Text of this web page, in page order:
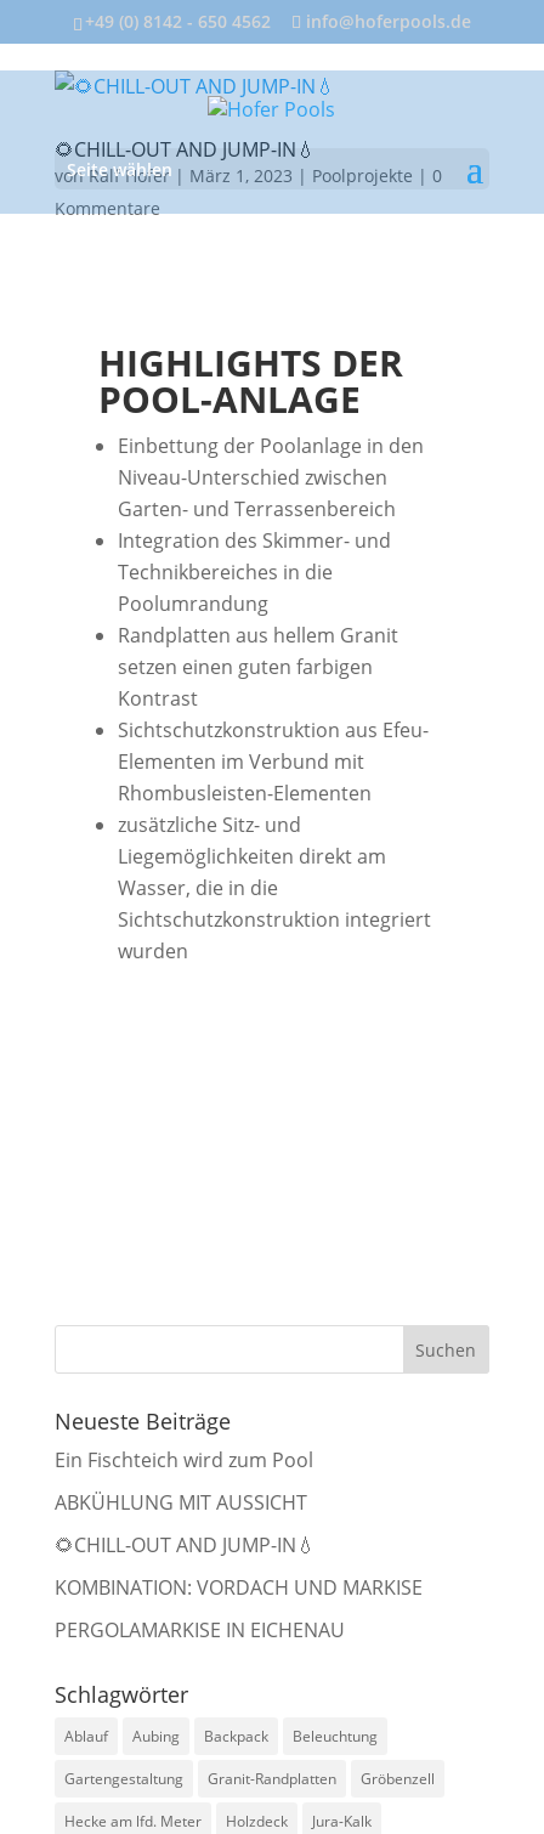
+49 (0) 8142 - 650 4562 info@hoferpools.de
Seite wählen
🌻CHILL-OUT AND JUMP-IN💧
vonRalf Hofer| März 1, 2023 | Poolprojekte | 0
Kommentare
HIGHLIGHTS DER
POOL-ANLAGE
Einbettung der Poolanlage in den
Niveau-Unterschied zwischen
Garten- und Terrassenbereich
Integration des Skimmer- und
Technikbereiches in die
Poolumrandung
Randplatten aus hellem Granit
setzen einen guten farbigen
Kontrast
Sichtschutzkonstruktion aus Efeu-
Elementen im Verbund mit
Rhombusleisten-Elementen
zusätzliche Sitz- und
Liegemöglichkeiten direkt am
Wasser, die in die
Sichtschutzkonstruktion integriert
wurden
Neueste Beiträge
Ein Fischteich wird zum Pool
ABKÜHLUNG MIT AUSSICHT
🌻CHILL-OUT AND JUMP-IN💧
KOMBINATION: VORDACH UND MARKISE
PERGOLAMARKISE IN EICHENAU
Schlagwörter
Ablauf Aubing Backpack Beleuchtung
Gartengestaltung Granit-Randplatten Gröbenzell
Hecke am lfd. Meter Holzdeck Jura-Kalk